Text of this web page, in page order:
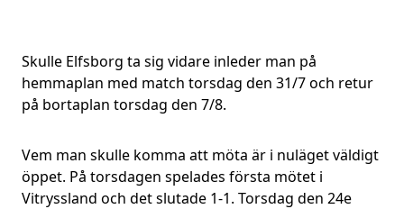
Skulle Elfsborg ta sig vidare inleder man på
hemmaplan med match torsdag den 31/7 och retur
på bortaplan torsdag den 7/8.
Vem man skulle komma att möta är i nuläget väldigt
öppet. På torsdagen spelades första mötet i
Vitryssland och det slutade 1-1. Torsdag den 24e